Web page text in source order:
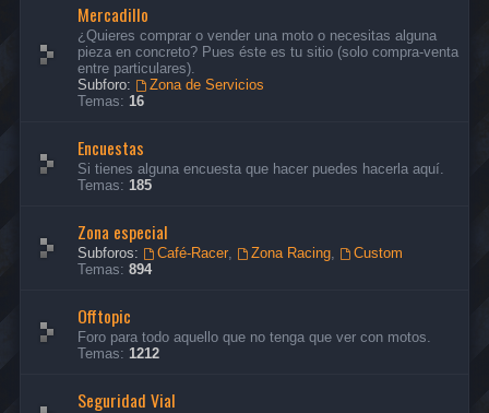
Mercadillo
¿Quieres comprar o vender una moto o necesitas alguna
pieza en concreto? Pues éste es tu sitio (solo compra-venta
entre particulares).
Subforo:
Zona de Servicios
Temas: 16
Encuestas
Si tienes alguna encuesta que hacer puedes hacerla aquí.
Temas: 185
Zona especial
Subforos: Café-Racer, Zona Racing,
Custom
Temas: 894
Offtopic
Foro para todo aquello que no tenga que ver con motos.
Temas: 1212
Seguridad Vial